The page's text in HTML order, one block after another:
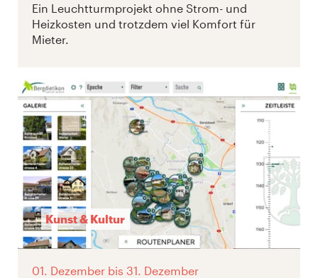
Ein Leuchtturmprojekt ohne Strom- und
Heizkosten und trotzdem viel Komfort für
Mieter.
Kunst & Kultur
01. Dezember bis 31. Dezember